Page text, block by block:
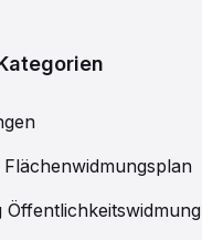
Öffentlichkeitswidmung